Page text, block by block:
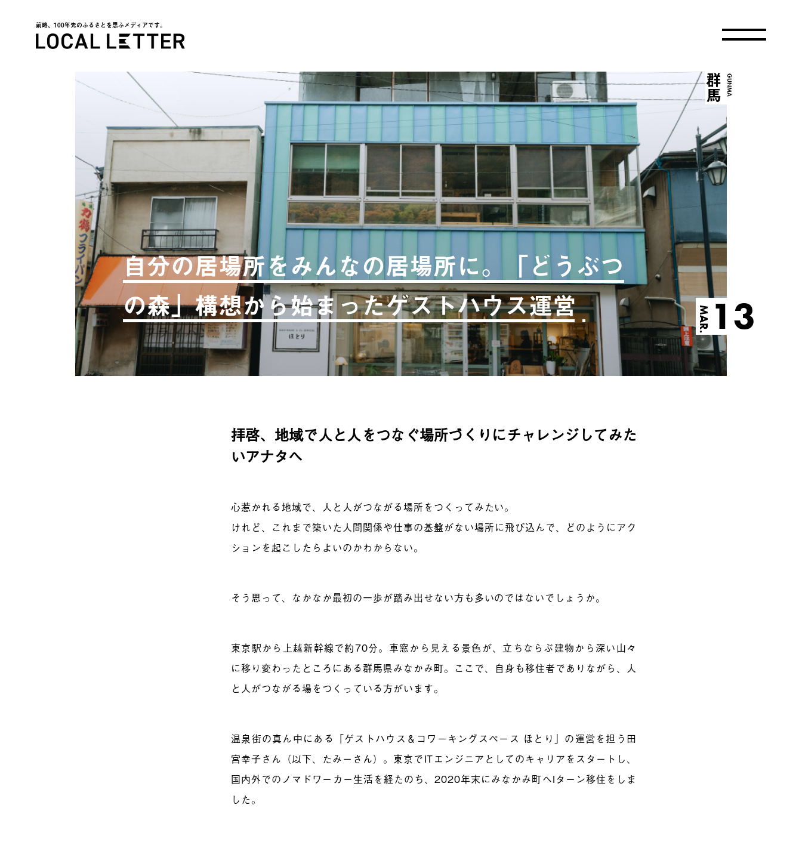
前略、100年先のふるさとを思ふメディアです。
自分の居場所をみんなの居場所に。「どうぶつ
の森」構想から始まったゲストハウス運営
MAR. 13
GUNMA
群馬
拝啓、 地域で人と人をつなぐ場所づくりにチャレンジしてみた
いアナタへ
心惹かれる地域で、人と人がつながる場所をつくってみたい。
けれど、これまで築いた人間関係や仕事の基盤がない場所に飛び込んで、どのようにアク
ションを起こしたらよいのかわからない。
そう思って、なかなか最初の一歩が踏み出せない方も多いのではないでしょうか。
東京駅から上越新幹線で約70分。車窓から見える景色が、立ちならぶ建物から深い山々
に移り変わったところにある群馬県みなかみ町。ここで、自身も移住者でありながら、人
と人がつながる場をつくっている方がいます。
温泉街の真ん中にある「ゲストハウス＆コワーキングスペース ほとり」の運営を担う田
宮幸子さん（以下、たみーさん）。東京でITエンジニアとしてのキャリアをスタートし、
国内外でのノマドワーカー生活を経たのち、2020年末にみなかみ町へIターン移住をしま
した。